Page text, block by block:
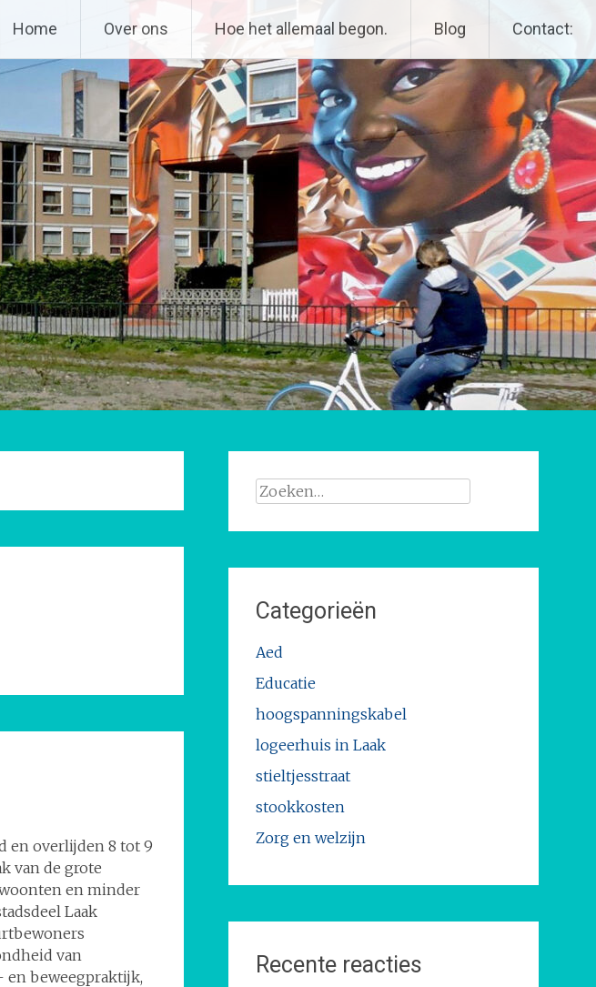
Home Over ons Hoe het allemaal begon. Blog Contact:
en overlijden 8 tot 9
van de grote
en minder
Laak
van
en beweegpraktijk,
Zoeken
Categorieën
Aed
Educatie
hoogspanningskabel
logeerhuis in Laak
stieltjesstraat
stookkosten
Zorg en welzijn
Recente reacties